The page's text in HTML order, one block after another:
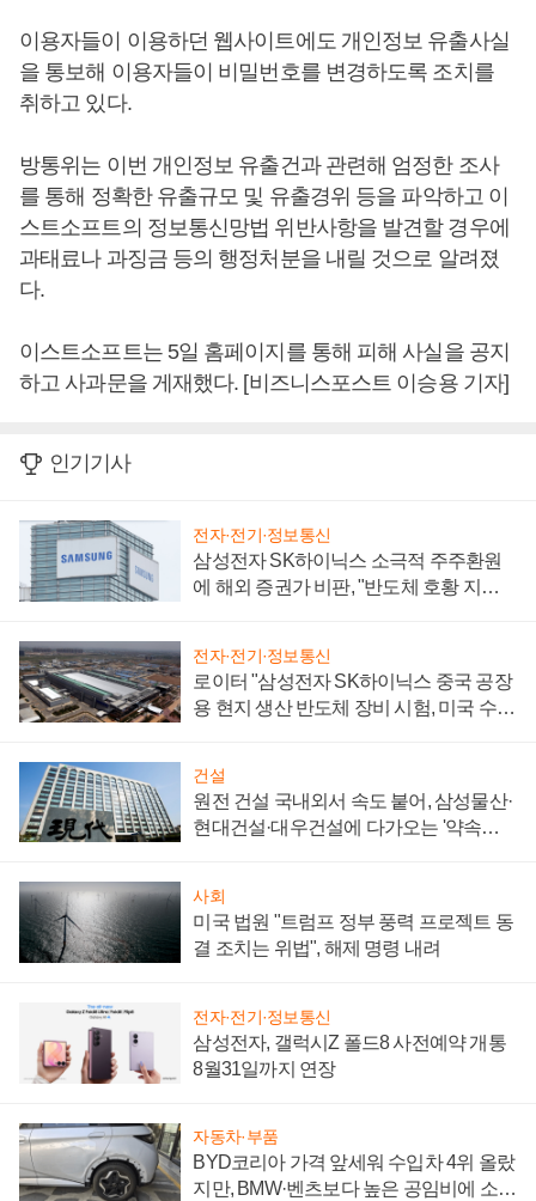
이용자들이 이용하던 웹사이트에도 개인정보 유출사실
을 통보해 이용자들이 비밀번호를 변경하도록 조치를
취하고 있다.
방통위는 이번 개인정보 유출건과 관련해 엄정한 조사
를 통해 정확한 유출규모 및 유출경위 등을 파악하고 이
스트소프트의 정보통신망법 위반사항을 발견할 경우에
과태료나 과징금 등의 행정처분을 내릴 것으로 알려졌
다.
이스트소프트는 5일 홈페이지를 통해 피해 사실을 공지
하고 사과문을 게재했다. [비즈니스포스트 이승용 기자]
인기기사
전자·전기·정보통신
삼성전자 SK하이닉스 소극적 주주환원
에 해외 증권가 비판, "반도체 호황 지속
전자·전기·정보통신
로이터 "삼성전자 SK하이닉스 중국 공장
용 현지 생산 반도체 장비 시험, 미국 수출
건설
원전 건설 국내외서 속도 붙어, 삼성물산·
현대건설·대우건설에 다가오는 '약속의
사회
미국 법원 "트럼프 정부 풍력 프로젝트 동
결 조치는 위법", 해제 명령 내려
전자·전기·정보통신
삼성전자, 갤럭시Z 폴드8 사전예약 개통
8월31일까지 연장
자동차·부품
BYD코리아 가격 앞세워 수입차 4위 올랐
지만, BMW·벤츠보다 높은 공임비에 소비